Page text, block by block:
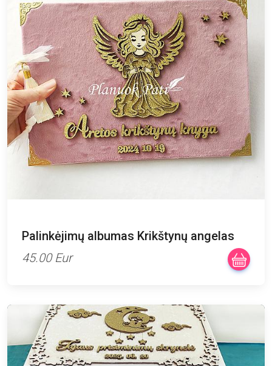
Palinkėjimų albumas Krikštynų angelas
45.00 Eur